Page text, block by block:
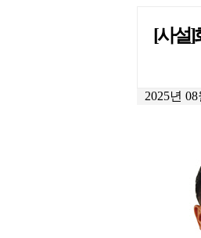
[사설]
2025년